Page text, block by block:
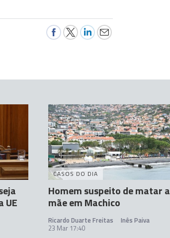
UE
CASOS DO DIA
Homem suspeito de matar a
mãe em Machico
Ricardo Duarte Freitas
Inês Paiva
23 Mar 17:40